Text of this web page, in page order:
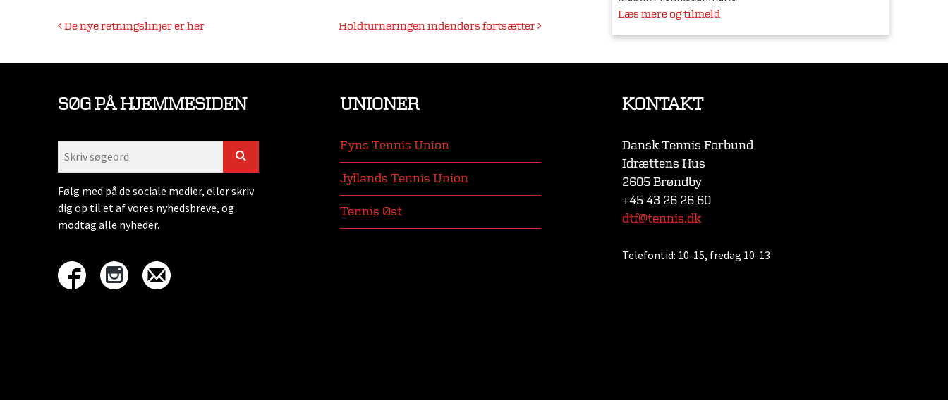
Indlægsnavigation
De nye retningslinjer er her Holdturneringen indendørs fortsætter
Læs mere og tilmeld
SØG PÅ HJEMMESIDEN
Følg med på de sociale medier, eller skriv
dig op til et af vores nyhedsbreve, og
modtag alle nyheder.
UNIONER
Fyns Tennis Union
Jyllands Tennis Union
Tennis Øst
KONTAKT
Dansk Tennis Forbund
Idrættens Hus
2605 Brøndby
+45 43 26 26 60
dtf@tennis.dk
Telefontid: 10-15, fredag 10-13